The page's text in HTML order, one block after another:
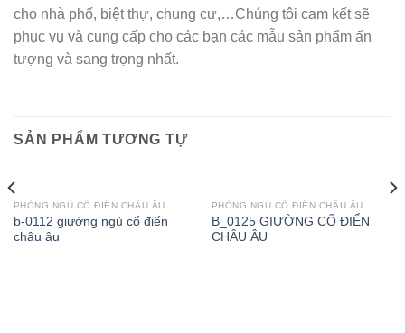
cho nhà phố, biệt thự, chung cư,…Chúng tôi cam kết sẽ
phục vụ và cung cấp cho các bạn các mẫu sản phẩm ấn
tượng và sang trọng nhất.
SẢN PHẨM TƯƠNG TỰ
PHÒNG NGỦ CỔ ĐIỂN CHÂU ÂU
b-0112 giường ngủ cổ điển
châu âu
PHÒNG NGỦ CỔ ĐIỂN CHÂU ÂU
B_0125 GIƯỜNG CỐ ĐIỂN
CHÂU ÂU